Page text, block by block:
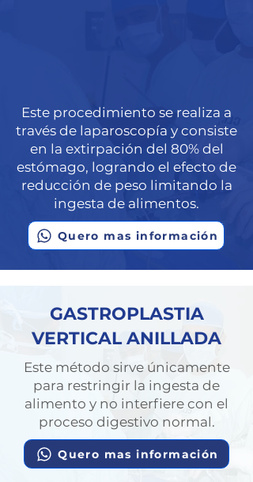
Este procedimiento se realiza a
través de laparoscopía y consiste
en la extirpación del 80% del
estómago, logrando el efecto de
reducción de peso limitando la
ingesta de alimentos.
Quero mas información
GASTROPLASTIA
VERTICAL ANILLADA
Este método sirve únicamente
para restringir la ingesta de
alimento y no interfiere con el
proceso digestivo normal.
Quero mas información